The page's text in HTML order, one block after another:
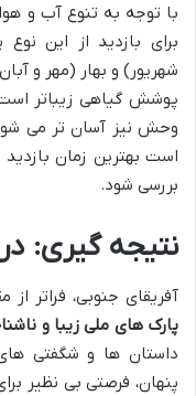
با توجه به تنوع آب و
برای بازدید از این
شهریور) و بهار (مهر و
پوشش گیاهی زیباتر
وحش نیز آسان تر می
است بهترین زمان
بررسی شود.
نتیجه گیری:
آفریقای جنوبی، فراتر
پارک های ملی زیبا و
داستان ها و شگفتی
پنهان، فرصتی بی نظیر